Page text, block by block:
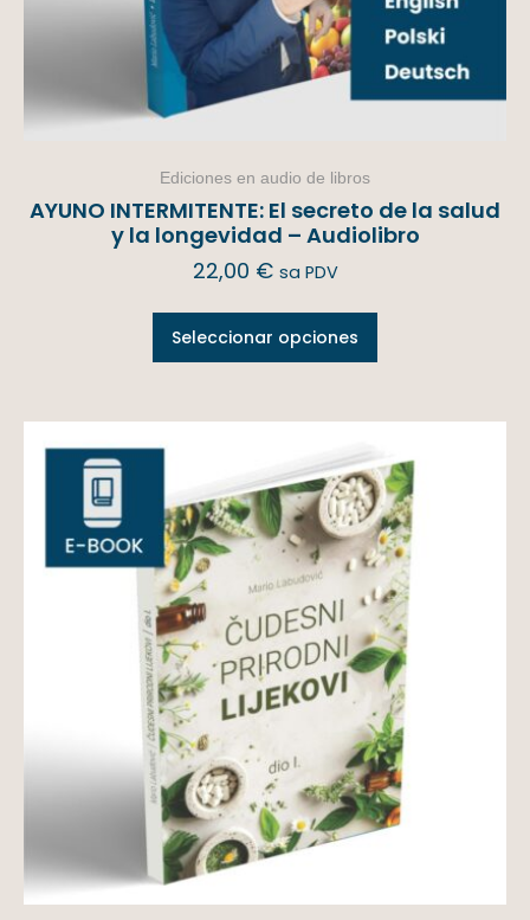
Ediciones en audio de libros
AYUNO INTERMITENTE: El secreto de la salud
y la longevidad – Audiolibro
22,00 € sa PDV
Seleccionar opciones